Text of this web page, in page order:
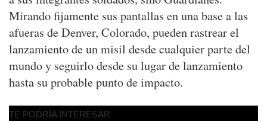
Mirando fijamente sus pantallas en una base a las
afueras de Denver, Colorado, pueden rastrear el
lanzamiento de un misil desde cualquier parte del
mundo y seguirlo desde su lugar de lanzamiento
hasta su probable punto de impacto.
TE PODRÍA INTERESAR